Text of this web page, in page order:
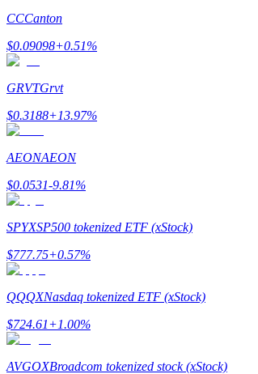
Станьте копи-трейдером
Наслаждайтесь распределением
Информация
Анализ больших данных, включая
CCCanton
$0.09098+0.51%
GRVTGrvt
$0.3188+13.97%
AEONAEON
$0.0531-9.81%
SPYXSP500 tokenized ETF (xStock)
$777.75+0.57%
QQQXNasdaq tokenized ETF (xStock)
$724.61+1.00%
AVGOXBroadcom tokenized stock (xStock)